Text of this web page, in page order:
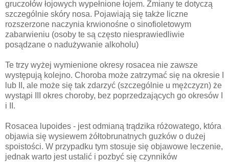
gruczołów łojowych wypełnione łojem. Zmiany te dotyczą
szczególnie skóry nosa. Pojawiają się także liczne
rozszerzone naczynia krwionośne o sinofioletowym
zabarwieniu (osoby te są często niesprawiedliwie
posądzane o nadużywanie alkoholu)
Te trzy wyżej wymienione okresy rosacea nie zawsze
występują kolejno. Choroba może zatrzymać się na okresie I
lub II, ale może się tak zdarzyć (szczególnie u mężczyzn) że
wystąpi III okres choroby, bez poprzedzających go okresów I
i II.
Rosacea lupoides - jest odmianą trądzika różowatego, która
objawia się wysiewem żółtobrunatnych guzków o dużej
spoistości. W przypadku tym stosuje się objawowe leczenie,
jednak warto jest ustalić i pozbyć się czynników